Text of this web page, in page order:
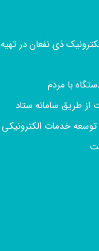
ذی نفعان در تهیه
با مردم
از طریق سامانه ستاد
توسعه خدمات الکترونیکی